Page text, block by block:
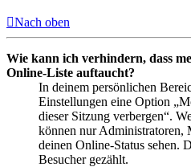
Nach oben
Wie kann ich verhindern, dass
Online-Liste auftaucht?
In deinem persönlichen
Einstellungen eine Option
dieser Sitzung verbergen“.
können nur Administratoren,
deinen Online-Status sehen.
Besucher gezählt.